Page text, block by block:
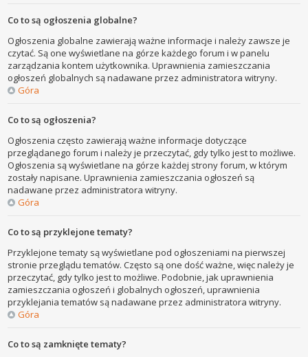
Co to są ogłoszenia globalne?
Ogłoszenia globalne zawierają ważne informacje i należy zawsze je
czytać. Są one wyświetlane na górze każdego forum i w panelu
zarządzania kontem użytkownika. Uprawnienia zamieszczania
ogłoszeń globalnych są nadawane przez administratora witryny.
Góra
Co to są ogłoszenia?
Ogłoszenia często zawierają ważne informacje dotyczące
przeglądanego forum i należy je przeczytać, gdy tylko jest to możliwe.
Ogłoszenia są wyświetlane na górze każdej strony forum, w którym
zostały napisane. Uprawnienia zamieszczania ogłoszeń są
nadawane przez administratora witryny.
Góra
Co to są przyklejone tematy?
Przyklejone tematy są wyświetlane pod ogłoszeniami na pierwszej
stronie przeglądu tematów. Często są one dość ważne, więc należy je
przeczytać, gdy tylko jest to możliwe. Podobnie, jak uprawnienia
zamieszczania ogłoszeń i globalnych ogłoszeń, uprawnienia
przyklejania tematów są nadawane przez administratora witryny.
Góra
Co to są zamknięte tematy?